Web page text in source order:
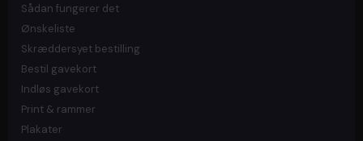
Sådan fungerer det
Ønskeliste
Skræddersyet bestilling
Bestil gavekort
Indløs gavekort
Print & rammer
Plakater